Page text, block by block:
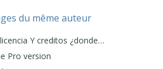
las propiedades graficas de
y que no te afecte a
du même auteur
Y creditos ¿donde…
Pro version